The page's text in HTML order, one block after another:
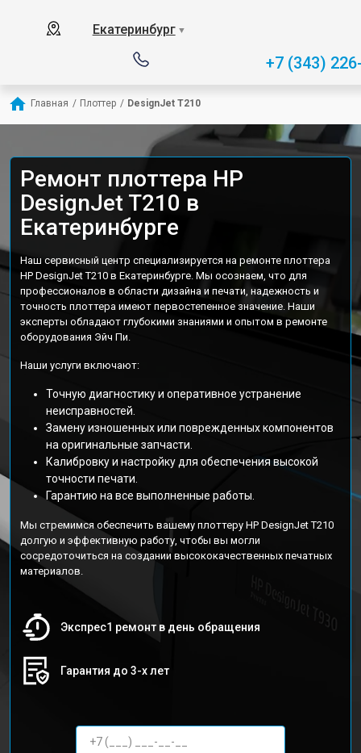
Екатеринбург ▼
+7 (343)
Главная / Плоттер / DesignJet T210
Ремонт плоттера HP
DesignJet T210 в
Екатеринбурге
Наш сервисный центр специализируется на ремонте плоттера
HP DesignJet T210 в Екатеринбурге. Мы осознаем, что для
профессионалов в области дизайна и печати, надежность и
точность плоттера имеют первостепенное значение. Наши
эксперты обладают глубокими знаниями и опытом в ремонте
оборудования Эйч Пи.
Наши услуги включают:
Точную диагностику и оперативное устранение
неисправностей.
Замену изношенных или поврежденных компонентов
на оригинальные запчасти.
Калибровку и настройку для обеспечения высокой
точности печати.
Гарантию на все выполненные работы.
Мы стремимся обеспечить вашему плоттеру HP DesignJet T210
долгую и эффективную работу, чтобы вы могли
сосредоточиться на создании высококачественных печатных
материалов.
Экспрес1 ремонт в день обращения
Гарантия до 3-х лет